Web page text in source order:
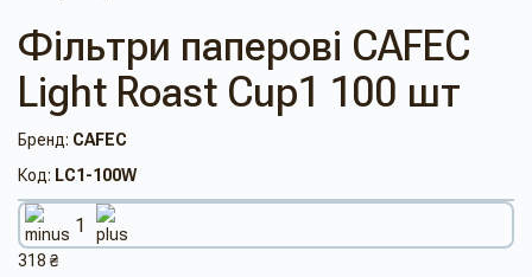
Фільтри паперові CAFEC
Light Roast Cup1 100 шт
Бренд: CAFEC
Код: LC1-100W
318 ₴